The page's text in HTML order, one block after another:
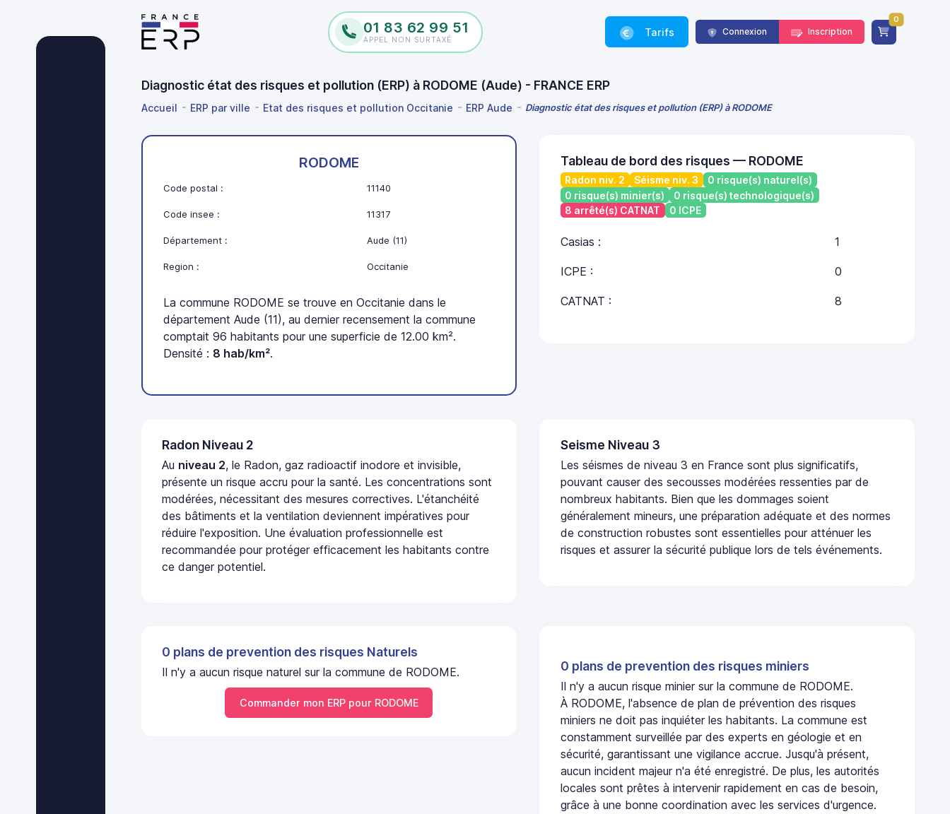
01 83 62 99 51
APPEL NON SURTAXÉ
Tarifs Connexion Inscription
0
Diagnostic état des risques et pollution (ERP) à RODOME (Aude) - FRANCE ERP
Accueil ERP par ville Etat des risques et pollution Occitanie ERP Aude Diagnostic état des risques et pollution (ERP) à RODOME
RODOME
Code postal : 11140
Code insee : 11317
Département : Aude (11)
Region : Occitanie
La commune RODOME se trouve en Occitanie dans le
département Aude (11), au dernier recensement la commune
comptait 96 habitants pour une superficie de 12.00 km².
Densité : 8 hab/km².
Tableau de bord des risques — RODOME
Radon niv. 2 Séisme niv. 3
0 risque(s) naturel(s)
0 risque(s) minier(s)
0 risque(s) technologique(s)
8 arrêté(s) CATNAT
0 ICPE
Casias : 1
ICPE : 0
CATNAT : 8
Radon Niveau 2
Au niveau 2, le Radon, gaz radioactif inodore et invisible,
présente un risque accru pour la santé. Les concentrations sont
modérées, nécessitant des mesures correctives. L'étanchéité
des bâtiments et la ventilation deviennent impératives pour
réduire l'exposition. Une évaluation professionnelle est
recommandée pour protéger efficacement les habitants contre
ce danger potentiel.
Seisme Niveau 3
Les séismes de niveau 3 en France sont plus significatifs,
pouvant causer des secousses modérées ressenties par de
nombreux habitants. Bien que les dommages soient
généralement mineurs, une préparation adéquate et des normes
de construction robustes sont essentielles pour atténuer les
risques et assurer la sécurité publique lors de tels événements.
0 plans de prevention des risques Naturels
Il n'y a aucun risque naturel sur la commune de RODOME.
Commander mon ERP pour RODOME
0 plans de prevention des risques miniers
Il n'y a aucun risque minier sur la commune de RODOME.
À RODOME, l'absence de plan de prévention des risques
miniers ne doit pas inquiéter les habitants. La commune est
constamment surveillée par des experts en géologie et en
sécurité, garantissant une vigilance accrue. Jusqu'à présent,
aucun incident majeur n'a été enregistré. De plus, les autorités
locales sont prêtes à intervenir rapidement en cas de besoin,
grâce à une bonne coordination avec les services d'urgence.